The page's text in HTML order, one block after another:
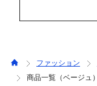
ファッション
商品一覧（ベージュ）